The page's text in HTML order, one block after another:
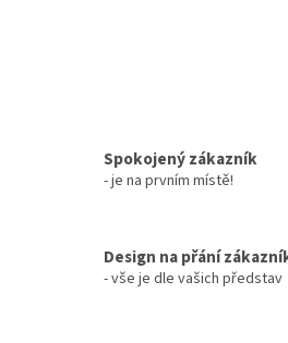
Spokojený zákazník
- je na prvním místě!
Design na přání
- vše je dle vašich představ